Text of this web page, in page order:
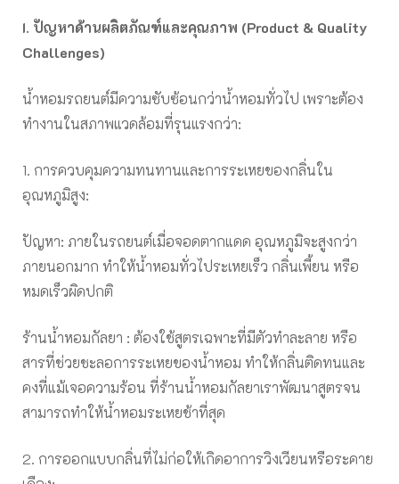
I. ปัญหาด้านผลิตภัณฑ์และคุณภาพ (Product & Quality
Challenges)
น้ำหอมรถยนต์มีความซับซ้อนกว่าน้ำหอมทั่วไป เพราะต้อง
ทำงานในสภาพแวดล้อมที่รุนแรงกว่า:
1. การควบคุมความทนทานและการระเหยของกลิ่นใน
อุณหภูมิสูง:
ปัญหา: ภายในรถยนต์เมื่อจอดตากแดด อุณหภูมิจะสูงกว่า
ภายนอกมาก ทำให้น้ำหอมทั่วไประเหยเร็ว กลิ่นเพี้ยน หรือ
หมดเร็วผิดปกติ
ร้านน้ำหอมกัลยา : ต้องใช้สูตรเฉพาะที่มีตัวทำละลาย หรือ
สารที่ช่วยชะลอการระเหยของน้ำหอม ทำให้กลิ่นติดทนและ
คงที่แม้เจอความร้อน ที่ร้านน้ำหอมกัลยาเราพัฒนาสูตรจน
สามารถทำให้น้ำหอมระเหยช้าที่สุด
2. การออกแบบกลิ่นที่ไม่ก่อให้เกิดอาการวิงเวียนหรือระคาย